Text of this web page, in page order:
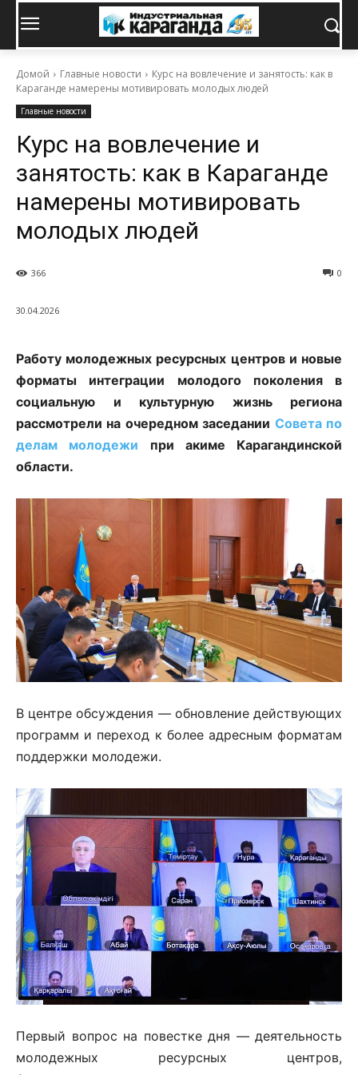
Домой Главные новости
Курс на вовлечение и занятость: как в
Караганде намерены мотивировать молодых людей
Главные новости
Курс на вовлечение и
занятость: как в Караганде
намерены мотивировать
молодых людей
0
366
30.04.2026
Работу молодежных ресурсных центров и новые
форматы интеграции молодого поколения в
социальную и культурную жизнь региона
рассмотрели на очередном заседании Совета по
делам молодежи при акиме Карагандинской
области.
В центре обсуждения — обновление действующих
программ и переход к более адресным форматам
поддержки молодежи.
Первый вопрос на повестке дня — деятельность
молодежных ресурсных центров,